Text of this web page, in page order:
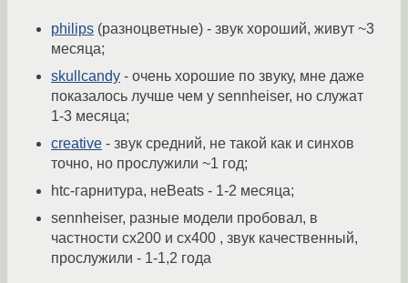
philips (разноцветные) - звук хороший, живут ~3
месяца;
skullcandy - очень хорошие по звуку, мне даже
показалось лучше чем у sennheiser, но служат
1-3 месяца;
creative - звук средний, не такой как и синхов
точно, но прослужили ~1 год;
htc-гарнитура, неBeats - 1-2 месяца;
sennheiser, разные модели пробовал, в
частности cx200 и cx400 , звук качественный,
прослужили - 1-1,2 года